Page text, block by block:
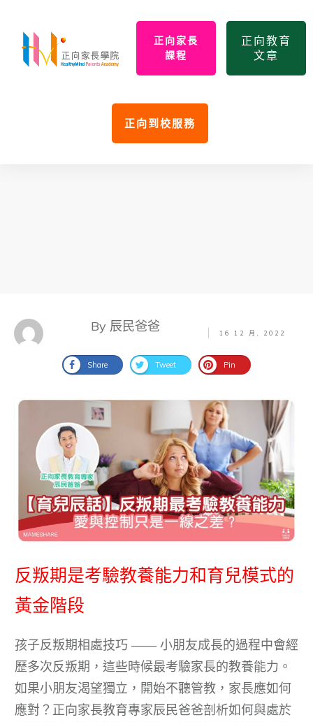
正向家長
課程
正向教育
文章
正向到校服務
By 辰民爸爸 16 12 月, 2022
Share Tweet Pin
反叛期是考驗教養能力和育兒模式的
黃金階段
孩子反叛期相處技巧 —— 小朋友成長的過程中會經
歷多次反叛期，這些時候最考驗家長的教養能力。
如果小朋友渴望獨立，開始不聽管教，家長應如何
應對？正向家長教育專家辰民爸爸剖析如何與處於